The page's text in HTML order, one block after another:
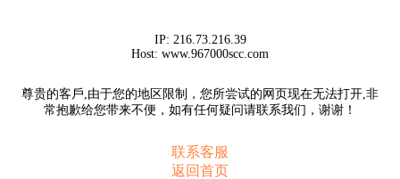
IP: 216.73.216.39
Host: www.967000scc.com
尊贵的客戶,由于您的地区限制，您所尝试的网页现在无法打开,非
常抱歉给您带来不便，如有任何疑问请联系我们，谢谢！
联系客服
返回首页